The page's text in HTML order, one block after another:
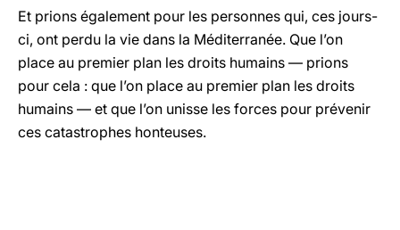
Et prions également pour les personnes qui, ces jours-
ci, ont perdu la vie dans la Méditerranée. Que l’on
place au premier plan les droits humains — prions
pour cela : que l’on place au premier plan les droits
humains — et que l’on unisse les forces pour prévenir
ces catastrophes honteuses.